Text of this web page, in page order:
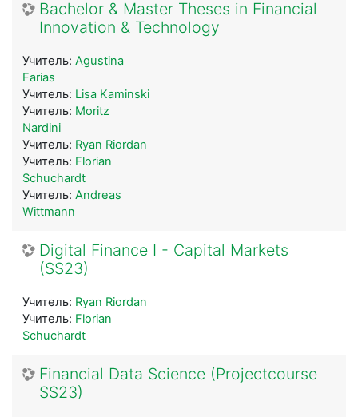
Bachelor & Master Theses in Financial
Innovation & Technology
Учитель: Agustina
Farias
Учитель: Lisa Kaminski
Учитель: Moritz
Nardini
Учитель: Ryan Riordan
Учитель: Florian
Schuchardt
Учитель: Andreas
Wittmann
Digital Finance I - Capital Markets
(SS23)
Учитель: Ryan Riordan
Учитель: Florian
Schuchardt
Financial Data Science (Projectcourse
SS23)